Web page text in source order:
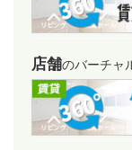
店舗のバーチャ